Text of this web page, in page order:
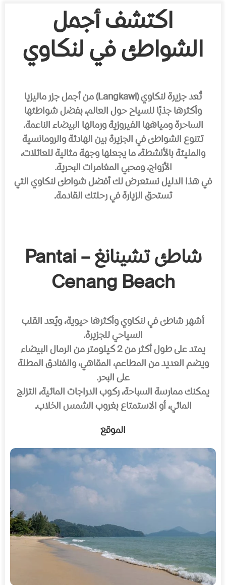
اكتشف أجمل
الشواطئ في لنكاوي
تُعد جزيرة لنكاوي (Langkawi) من أجمل جزر ماليزيا
وأكثرها جذبًا للسياح حول العالم، بفضل شواطئها
الساحرة ومياهها الفيروزية ورمالها البيضاء الناعمة.
تتنوع الشواطئ في الجزيرة بين الهادئة والرومانسية
والمليئة بالأنشطة، ما يجعلها وجهة مثالية للعائلات،
الأزواج، ومحبي المغامرات البحرية.
في هذا الدليل نستعرض لك أفضل شواطئ لنكاوي التي
تستحق الزيارة في رحلتك القادمة.
شاطئ تشينانغ – Pantai
Cenang Beach
أشهر شاطئ في لنكاوي وأكثرها حيوية، ويُعد القلب
السياحي للجزيرة.
يمتد على طول أكثر من 2 كيلومتر من الرمال البيضاء
ويضم العديد من المطاعم، المقاهي، والفنادق المطلة
على البحر.
يمكنك ممارسة السباحة، ركوب الدراجات المائية، التزلج
المائي، أو الاستمتاع بغروب الشمس الخلاب.
الموقع